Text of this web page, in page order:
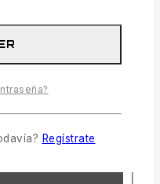
Regístrate